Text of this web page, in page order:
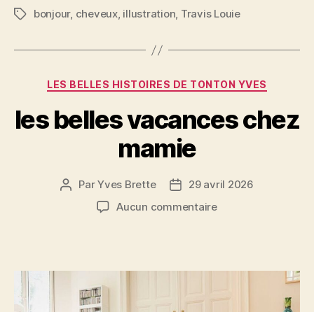
c
b
o
k
itt ai er
t
rt
a
g
er
Étiquettes
bonjour, cheveux, illustration, Travis Louie
Catégories
LES BELLES HISTOIRES DE TONTON YVES
les belles vacances chez
mamie
Auteur
l’article
ParYves Brette
Date29 avril 2026
Aucun commentairesur